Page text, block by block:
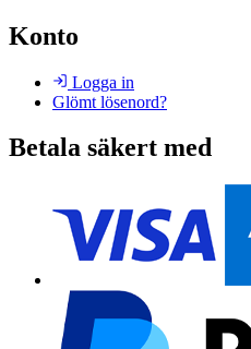
Konto
Logga in
Glömt lösenord?
Betala säkert med